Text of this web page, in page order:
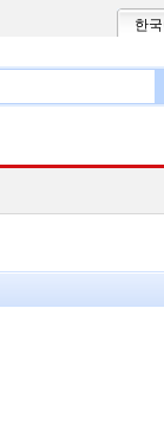
한